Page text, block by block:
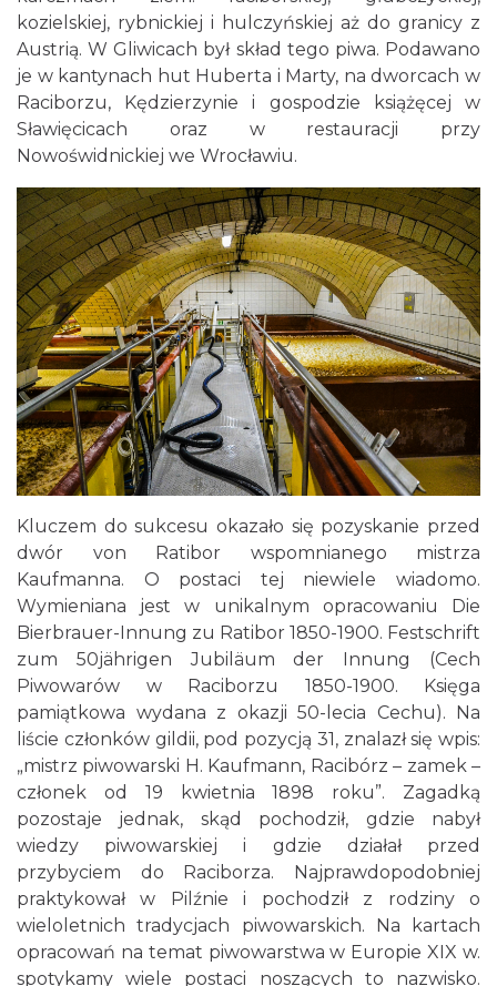
kozielskiej, rybnickiej i hulczyńskiej aż do granicy z
Austrią. W Gliwicach był skład tego piwa. Podawano
je w kantynach hut Huberta i Marty, na dworcach w
Raciborzu, Kędzierzynie i gospodzie książęcej w
Sławięcicach oraz w restauracji przy
Nowoświdnickiej we Wrocławiu.
Kluczem do sukcesu okazało się pozyskanie przed
dwór von Ratibor wspomnianego mistrza
Kaufmanna. O postaci tej niewiele wiadomo.
Wymieniana jest w unikalnym opracowaniu Die
Bierbrauer-Innung zu Ratibor 1850-1900. Festschrift
zum 50jährigen Jubiläum der Innung (Cech
Piwowarów w Raciborzu 1850-1900. Księga
pamiątkowa wydana z okazji 50-lecia Cechu). Na
liście członków gildii, pod pozycją 31, znalazł się wpis:
„mistrz piwowarski H. Kaufmann, Racibórz – zamek –
członek od 19 kwietnia 1898 roku”. Zagadką
pozostaje jednak, skąd pochodził, gdzie nabył
wiedzy piwowarskiej i gdzie działał przed
przybyciem do Raciborza. Najprawdopodobniej
praktykował w Pilźnie i pochodził z rodziny o
wieloletnich tradycjach piwowarskich. Na kartach
opracowań na temat piwowarstwa w Europie XIX w.
spotykamy wiele postaci noszących to nazwisko.